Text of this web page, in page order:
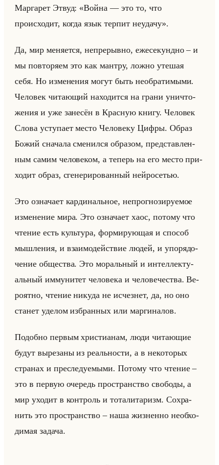
Мар­га­рет Этвуд: «Война — это то, что
происходит, когда язык терпит неудачу».
Да, мир ме­ня­ет­ся, непре­рыв­но, еже­се­кунд­но – и
мы по­вто­ря­ем это как ман­тру, ложно уте­шая
себя. Но из­ме­не­ния могут быть необ­ра­ти­мы­ми.
Че­ло­век чи­та­ющий на­хо­дит­ся на грани уни­что­
же­ния и уже за­не­сён в Крас­ную книгу. Че­ло­век
Слова усту­па­ет место Че­ло­ве­ку Цифры. Образ
Божий сна­ча­ла сме­нил­ся об­ра­зом, пред­став­лен­
ным самим че­ло­ве­ком, а те­перь на его место при­
хо­дит образ, сге­не­ри­ро­ван­ный нейро­се­тью.
Это озна­ча­ет кар­ди­нальное, непро­гно­зи­ру­емое
из­ме­не­ние мира. Это озна­ча­ет хаос, по­то­му что
чте­ние есть культу­ра, фор­ми­ру­ющая и спо­соб
мыш­ле­ния, и вза­имо­действие людей, и упо­ря­до­
че­ние об­ще­ства. Это мо­ральный и ин­тел­лек­ту­
альный им­му­ни­тет че­ло­ве­ка и че­ло­ве­че­ства. Ве­
ро­ят­но, чте­ние ни­ку­да не ис­чез­нет, да, но оно
ста­нет уде­лом из­бран­ных или мар­ги­на­лов.
По­доб­но пер­вым хри­сти­анам, люди чи­та­ющие
будут вы­ре­за­ны из ре­ально­сти, а в неко­то­рых
стра­нах и пре­сле­ду­емы­ми. По­то­му что чте­ние –
это в первую оче­редь про­стран­ство сво­бо­ды, а
мир ухо­дит в кон­троль и то­та­ли­та­ризм. Со­хра­
нить это про­стран­ство – наша жиз­нен­но необ­хо­
ди­мая за­да­ча.